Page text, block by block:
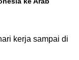
kerja sampai di